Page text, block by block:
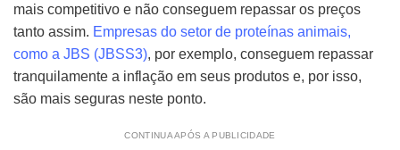
mais competitivo e não conseguem repassar os preços
tanto assim. Empresas do setor de proteínas animais,
como a JBS (JBSS3), por exemplo, conseguem repassar
tranquilamente a inflação em seus produtos e, por isso,
são mais seguras neste ponto.
CONTINUA APÓS A PUBLICIDADE